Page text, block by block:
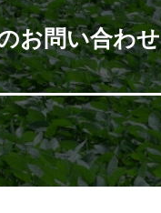
お問い合わせ